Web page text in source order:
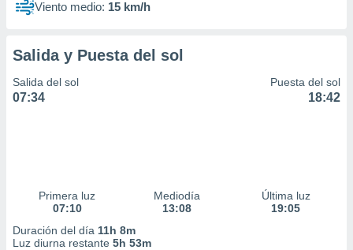
1199Viento medio: 15 km/h
Salida y Puesta del sol
Salida del sol
07:34
Puesta del sol
18:42
Primera luz
07:10
Mediodía
13:08
Última luz
19:05
Duración del día 11h 8m
Luz diurna restante 5h 53m